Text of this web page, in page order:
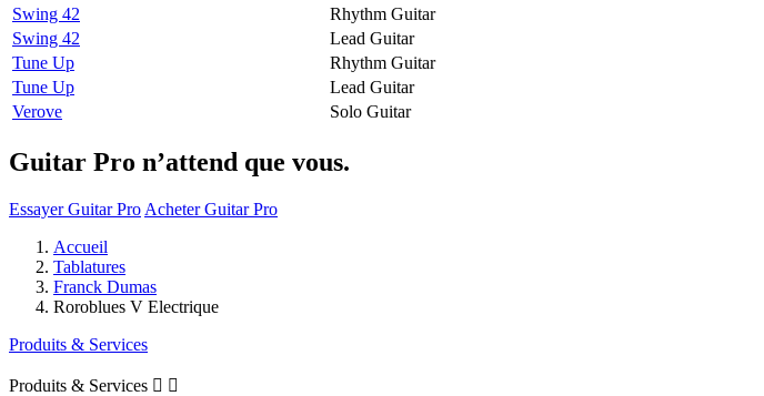
Swing 42
Rhythm Guitar
Swing 42
Lead Guitar
Tune Up
Rhythm Guitar
Tune Up
Lead Guitar
Verove
Solo Guitar
Guitar Pro n’attend que vous.
Essayer Guitar Pro Acheter Guitar Pro
Accueil
Tablatures
Franck Dumas
Roroblues V Electrique
Produits & Services
Produits & Services  